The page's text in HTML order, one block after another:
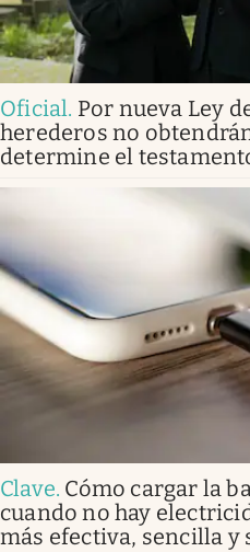
Oficial. Por nueva Ley
herederos no
determine el
Clave. Cómo cargar la
cuando no hay
más efectiva, sencilla y